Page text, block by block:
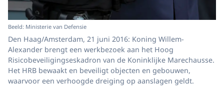
Beeld: Ministerie van Defensie
Den Haag/Amsterdam, 21 juni 2016: Koning Willem-
Alexander brengt een werkbezoek aan het Hoog
Risicobeveiligingseskadron van de Koninklijke Marechausse.
Het HRB bewaakt en beveiligt objecten en gebouwen,
waarvoor een verhoogde dreiging op aanslagen geldt.